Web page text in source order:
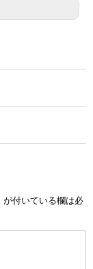
が付いている欄は必